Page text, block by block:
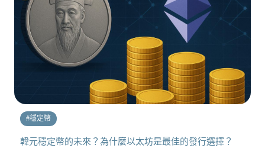
#穩定幣
韓元穩定幣的未來？為什麼以太坊是最佳的發行選擇？